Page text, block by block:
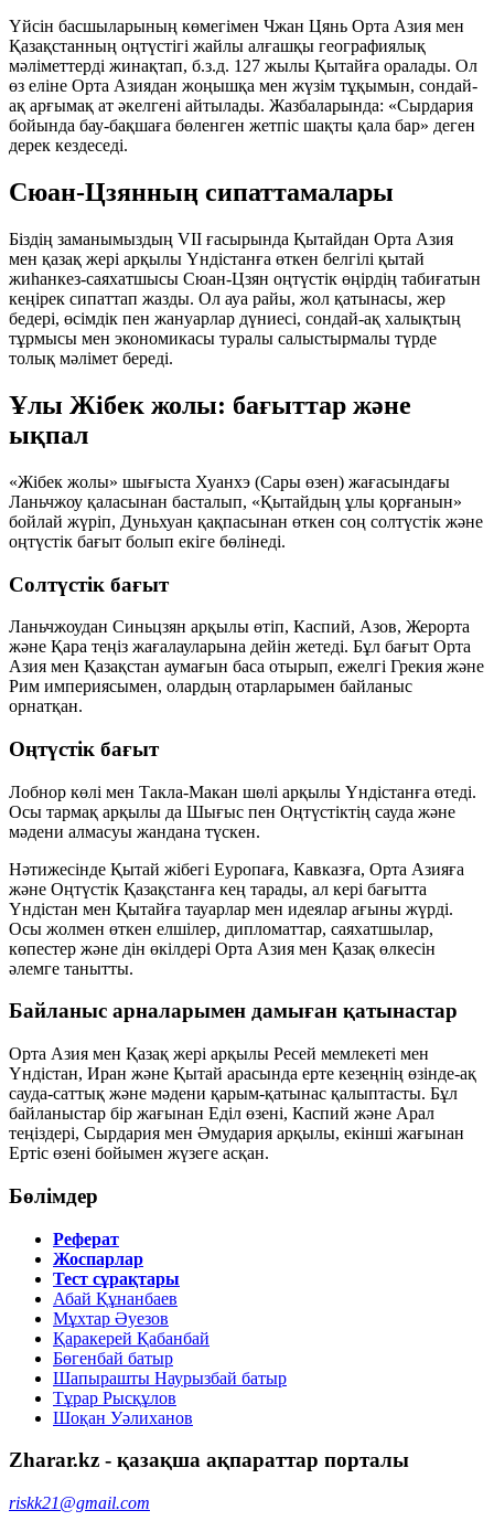
Үйсін басшыларының көмегімен Чжан Цянь Орта Азия мен
Қазақстанның оңтүстігі жайлы алғашқы географиялық
мәліметтерді жинақтап, б.з.д. 127 жылы Қытайға оралады. Ол
өз еліне Орта Азиядан жоңышқа мен жүзім тұқымын, сондай-
ақ арғымақ ат әкелгені айтылады. Жазбаларында: «Сырдария
бойында бау-бақшаға бөленген жетпіс шақты қала бар» деген
дерек кездеседі.
Сюан-Цзянның сипаттамалары
Біздің заманымыздың VII ғасырында Қытайдан Орта Азия
мен қазақ жері арқылы Үндістанға өткен белгілі қытай
жиһанкез-саяхатшысы Сюан-Цзян оңтүстік өңірдің табиғатын
кеңірек сипаттап жазды. Ол ауа райы, жол қатынасы, жер
бедері, өсімдік пен жануарлар дүниесі, сондай-ақ халықтың
тұрмысы мен экономикасы туралы салыстырмалы түрде
толық мәлімет береді.
Ұлы Жібек жолы: бағыттар және
ықпал
«Жібек жолы» шығыста Хуанхэ (Сары өзен) жағасындағы
Ланьчжоу қаласынан басталып, «Қытайдың ұлы қорғанын»
бойлай жүріп, Дуньхуан қақпасынан өткен соң солтүстік және
оңтүстік бағыт болып екіге бөлінеді.
Солтүстік бағыт
Ланьчжоудан Синьцзян арқылы өтіп, Каспий, Азов, Жерорта
және Қара теңіз жағалауларына дейін жетеді. Бұл бағыт Орта
Азия мен Қазақстан аумағын баса отырып, ежелгі Грекия және
Рим империясымен, олардың отарларымен байланыс
орнатқан.
Оңтүстік бағыт
Лобнор көлі мен Такла-Макан шөлі арқылы Үндістанға өтеді.
Осы тармақ арқылы да Шығыс пен Оңтүстіктің сауда және
мәдени алмасуы жандана түскен.
Нәтижесінде Қытай жібегі Еуропаға, Кавказға, Орта Азияға
және Оңтүстік Қазақстанға кең тарады, ал кері бағытта
Үндістан мен Қытайға тауарлар мен идеялар ағыны жүрді.
Осы жолмен өткен елшілер, дипломаттар, саяхатшылар,
көпестер және дін өкілдері Орта Азия мен Қазақ өлкесін
әлемге танытты.
Байланыс арналарымен дамыған қатынастар
Орта Азия мен Қазақ жері арқылы Ресей мемлекеті мен
Үндістан, Иран және Қытай арасында ерте кезеңнің өзінде-ақ
сауда-саттық және мәдени қарым-қатынас қалыптасты. Бұл
байланыстар бір жағынан Еділ өзені, Каспий және Арал
теңіздері, Сырдария мен Әмудария арқылы, екінші жағынан
Ертіс өзені бойымен жүзеге асқан.
Бөлімдер
Реферат
Жоспарлар
Тест сұрақтары
Абай Құнанбаев
Мұхтар Әуезов
Қаракерей Қабанбай
Бөгенбай батыр
Шапырашты Наурызбай батыр
Тұрар Рысқұлов
Шоқан Уәлиханов
Zharar.kz - қазақша ақпараттар порталы
riskk21@gmail.com